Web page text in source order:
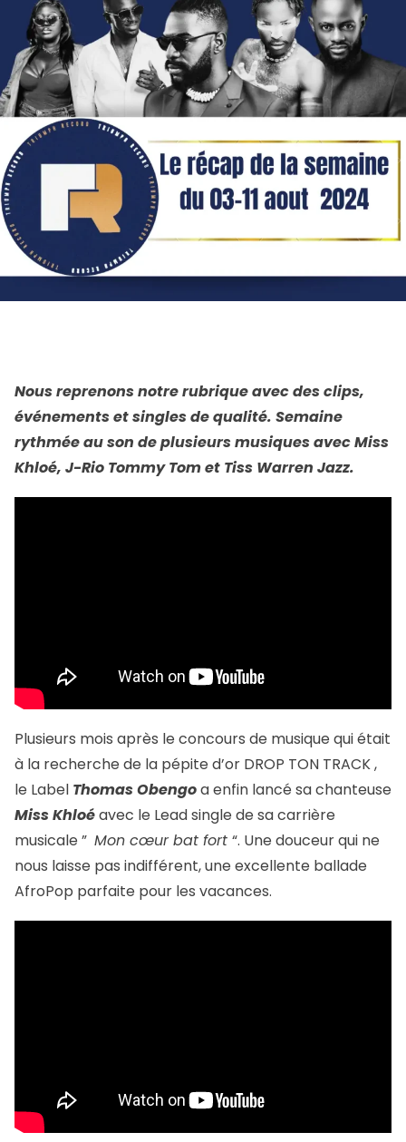
Nous reprenons notre rubrique avec des clips,
événements et singles de qualité. Semaine
rythmée au son de plusieurs musiques avec Miss
Khloé, J-Rio Tommy Tom et Tiss Warren Jazz.
Plusieurs mois après le concours de musique qui était
à la recherche de la pépite d’or DROP TON TRACK ,
le Label Thomas Obengoa enfin lancé sa chanteuse
Miss Khloéavec le Lead single de sa carrière
musicale ” Mon cœur bat fort “. Une douceur qui ne
nous laisse pas indifférent, une excellente ballade
AfroPop parfaite pour les vacances.